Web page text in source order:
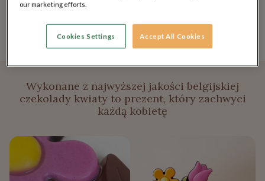
Kolory czekoladowych kwiatków dobierane są losowo
spośród aktualnie dostępnych wariantów.
Wykonane z najwyższej jakości belgijskiej
czekolady kwiaty to prezent, który zachwyci
każdą kobietę
our marketing efforts.
Cookies Settings Accept All Cookies